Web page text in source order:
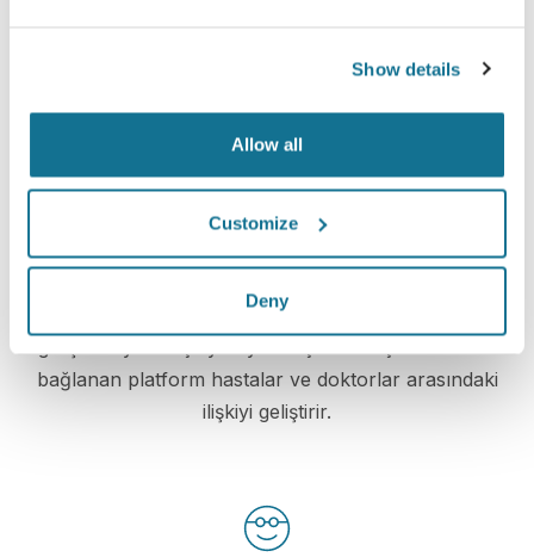
Show details
Allow all
Customize
Deny
Yeni sizi şimdi görün!
Hasta bakımı seviyesini artırın
Crisalix, doktorlar ve hastalar arasındaki iletişimi
bağlanan platform hastalar ve doktorlar arasındaki
ilişkiyi geliştirir.